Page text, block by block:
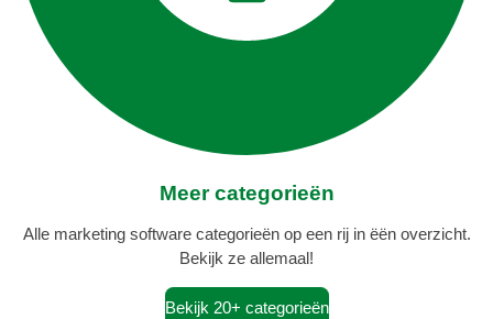
Meer categorieën
Alle marketing software categorieën op een rij in ëën overzicht.
Bekijk ze allemaal!
Bekijk 20+ categorieën